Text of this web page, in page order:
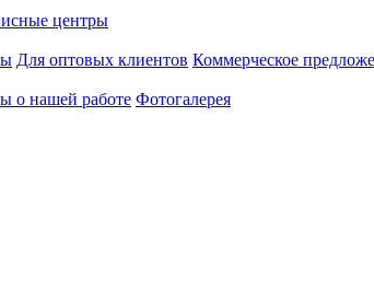
центры
Для оптовых клиентов Коммерческое
о нашей работе Фотогалерея